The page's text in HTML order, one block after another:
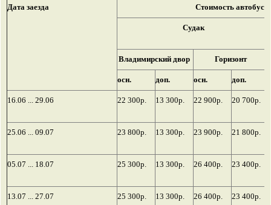
Дата заезда Стоимость
Судак
Владимирский двор Горизонт
осн. доп. осн. доп.
16.06 ... 29.06 22 300р. 13 300р. 22 900р. 20 700р.
25.06 ... 09.07 23 800р. 13 300р. 23 900р. 21 800р.
05.07 ... 18.07 25 300р. 13 300р. 26 400р. 23 400р.
13.07 ... 27.07 25 300р. 13 300р. 26 400р. 23 400р.